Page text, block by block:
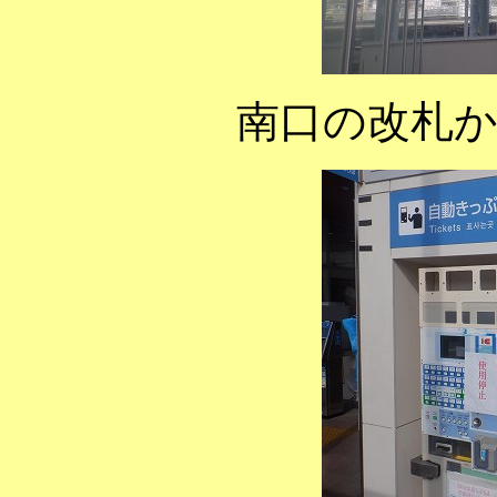
南口の改札